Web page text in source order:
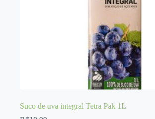
Suco de uva integral Tetra Pak 1L